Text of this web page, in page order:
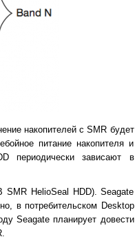
накопителей с SMR будет
питание накопителя и
периодически зависают в
SMR HelioSeal HDD). Seagate
в потребительском Desktop
Seagate планирует довести